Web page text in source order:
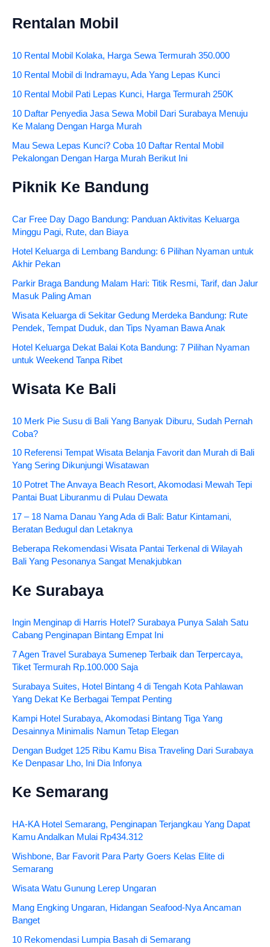
Rentalan Mobil
10 Rental Mobil Kolaka, Harga Sewa Termurah 350.000
10 Rental Mobil di Indramayu, Ada Yang Lepas Kunci
10 Rental Mobil Pati Lepas Kunci, Harga Termurah 250K
10 Daftar Penyedia Jasa Sewa Mobil Dari Surabaya Menuju
Ke Malang Dengan Harga Murah
Mau Sewa Lepas Kunci? Coba 10 Daftar Rental Mobil
Pekalongan Dengan Harga Murah Berikut Ini
Piknik Ke Bandung
Car Free Day Dago Bandung: Panduan Aktivitas Keluarga
Minggu Pagi, Rute, dan Biaya
Hotel Keluarga di Lembang Bandung: 6 Pilihan Nyaman untuk
Akhir Pekan
Parkir Braga Bandung Malam Hari: Titik Resmi, Tarif, dan Jalur
Masuk Paling Aman
Wisata Keluarga di Sekitar Gedung Merdeka Bandung: Rute
Pendek, Tempat Duduk, dan Tips Nyaman Bawa Anak
Hotel Keluarga Dekat Balai Kota Bandung: 7 Pilihan Nyaman
untuk Weekend Tanpa Ribet
Wisata Ke Bali
10 Merk Pie Susu di Bali Yang Banyak Diburu, Sudah Pernah
Coba?
10 Referensi Tempat Wisata Belanja Favorit dan Murah di Bali
Yang Sering Dikunjungi Wisatawan
10 Potret The Anvaya Beach Resort, Akomodasi Mewah Tepi
Pantai Buat Liburanmu di Pulau Dewata
17 – 18 Nama Danau Yang Ada di Bali: Batur Kintamani,
Beratan Bedugul dan Letaknya
Beberapa Rekomendasi Wisata Pantai Terkenal di Wilayah
Bali Yang Pesonanya Sangat Menakjubkan
Ke Surabaya
Ingin Menginap di Harris Hotel? Surabaya Punya Salah Satu
Cabang Penginapan Bintang Empat Ini
7 Agen Travel Surabaya Sumenep Terbaik dan Terpercaya,
Tiket Termurah Rp.100.000 Saja
Surabaya Suites, Hotel Bintang 4 di Tengah Kota Pahlawan
Yang Dekat Ke Berbagai Tempat Penting
Kampi Hotel Surabaya, Akomodasi Bintang Tiga Yang
Desainnya Minimalis Namun Tetap Elegan
Dengan Budget 125 Ribu Kamu Bisa Traveling Dari Surabaya
Ke Denpasar Lho, Ini Dia Infonya
Ke Semarang
HA-KA Hotel Semarang, Penginapan Terjangkau Yang Dapat
Kamu Andalkan Mulai Rp434.312
Wishbone, Bar Favorit Para Party Goers Kelas Elite di
Semarang
Wisata Watu Gunung Lerep Ungaran
Mang Engking Ungaran, Hidangan Seafood-Nya Ancaman
Banget
10 Rekomendasi Lumpia Basah di Semarang